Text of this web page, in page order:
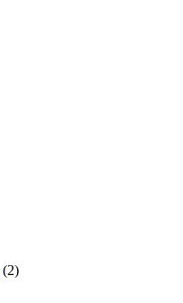
(2)